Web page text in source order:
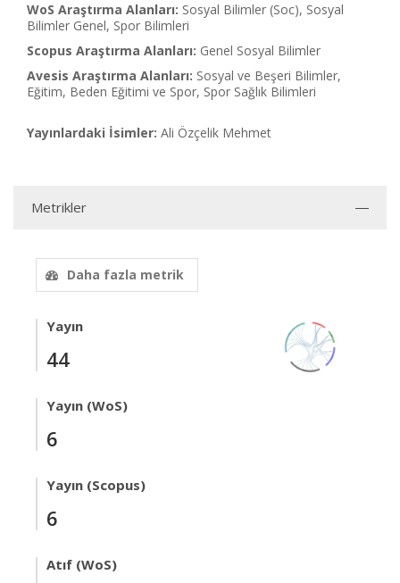
WoS Araştırma Alanları: Sosyal Bilimler (Soc), Sosyal
Bilimler Genel, Spor Bilimleri
Scopus Araştırma Alanları: Genel Sosyal Bilimler
Avesis Araştırma Alanları: Sosyal ve Beşeri Bilimler,
Eğitim, Beden Eğitimi ve Spor, Spor Sağlık Bilimleri
Yayınlardaki İsimler: Ali Özçelik Mehmet
Metrikler
Daha fazla metrik
Yayın
44
Yayın (WoS)
6
Yayın (Scopus)
6
Atıf (WoS)